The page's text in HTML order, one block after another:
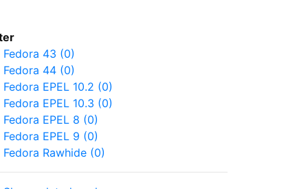
Fedora 43 (0)
Fedora 44 (0)
Fedora EPEL 10.2 (0)
Fedora EPEL 10.3 (0)
Fedora EPEL 8 (0)
Fedora EPEL 9 (0)
Fedora Rawhide (0)